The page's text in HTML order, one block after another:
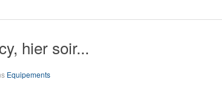
hier soir...
Equipements